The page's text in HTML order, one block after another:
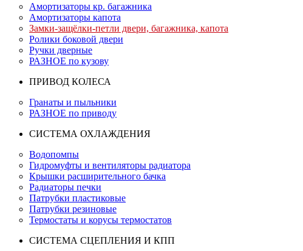
Амортизаторы кр. багажника
Амортизаторы капота
Замки-защёлки-петли двери, багажника, капота
Ролики боковой двери
Ручки дверные
РАЗНОЕ по кузову
ПРИВОД КОЛЕСА
Гранаты и пыльники
РАЗНОЕ по приводу
СИСТЕМА ОХЛАЖДЕНИЯ
Водопомпы
Гидромуфты и вентиляторы радиатора
Крышки расширительного бачка
Радиаторы печки
Патрубки пластиковые
Патрубки резиновые
Термостаты и корусы термостатов
СИСТЕМА СЦЕПЛЕНИЯ И КПП